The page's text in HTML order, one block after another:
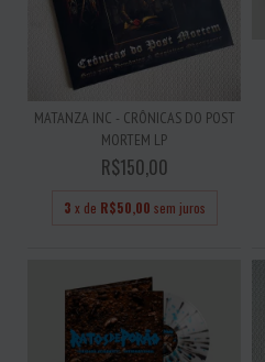
MATANZA INC - CRÔNICAS DO POST
MORTEM LP
R$150,00
3 x de R$50,00 sem juros